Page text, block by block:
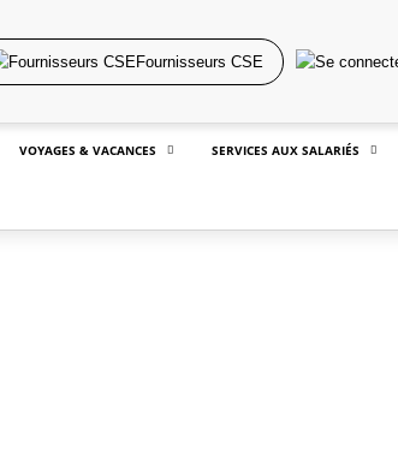
Fournisseurs CSE
VOYAGES & VACANCES SERVICES AUX SALARIÉS